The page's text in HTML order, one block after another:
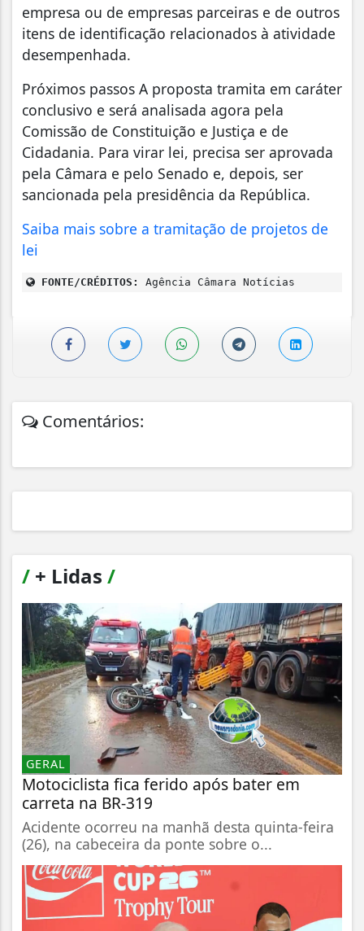
empresa ou de empresas parceiras e de outros
itens de identificação relacionados à atividade
desempenhada.
Próximos passos A proposta tramita em caráter
conclusivo e será analisada agora pela
Comissão de Constituição e Justiça e de
Cidadania. Para virar lei, precisa ser aprovada
pela Câmara e pelo Senado e, depois, ser
sancionada pela presidência da República.
Saiba mais sobre a tramitação de projetos de
lei
FONTE/CRÉDITOS: Agência Câmara Notícias
Comentários:
/ + Lidas /
GERAL
Motociclista fica ferido após bater em
carreta na BR-319
Acidente ocorreu na manhã desta quinta-feira
(26), na cabeceira da ponte sobre o...